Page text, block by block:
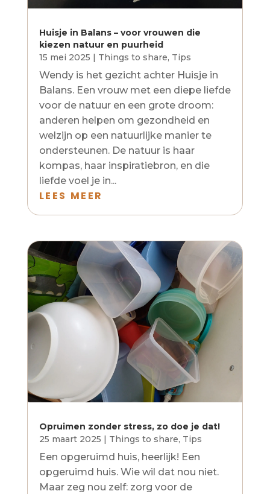
Huisje in Balans – voor vrouwen die
kiezen natuur en puurheid
15 mei 2025
Things to share, Tips
Wendy is het gezicht achter Huisje in
Balans. Een vrouw met een diepe liefde
voor de natuur en een grote droom:
anderen helpen om gezondheid en
welzijn op een natuurlijke manier te
ondersteunen. De natuur is haar
kompas, haar inspiratiebron, en die
liefde voel je in...
LEES MEER
Opruimen zonder stress, zo doe je dat!
25 maart 2025
Things to share, Tips
Een opgeruimd huis, heerlijk! Een
opgeruimd huis. Wie wil dat nou niet.
Maar zeg nou zelf: zorg voor de